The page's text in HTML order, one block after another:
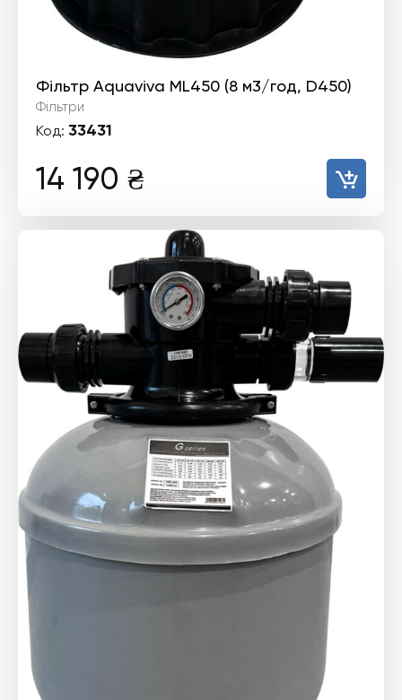
Фільтр Aquaviva ML450 (8 м3/год, D450)
Фільтри
Код: 33431
14 190 ₴